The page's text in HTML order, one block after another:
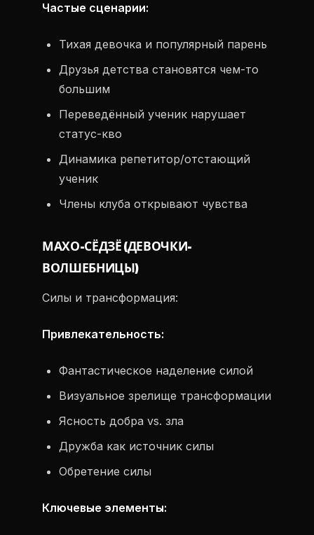
Частые сценарии:
Тихая девочка и популярный парень
Друзья детства становятся чем-то
большим
Переведённый ученик нарушает
статус-кво
Динамика репетитор/отстающий
ученик
Члены клуба открывают чувства
МАХО-СЁДЗЁ (ДЕВОЧКИ-
ВОЛШЕБНИЦЫ)
Силы и трансформация:
Привлекательность:
Фантастическое наделение силой
Визуальное зрелище трансформации
Ясность добра vs. зла
Дружба как источник силы
Обретение силы
Ключевые элементы: